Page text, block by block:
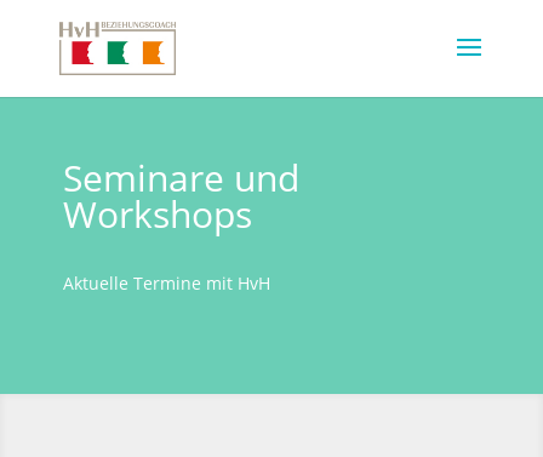
Seminare und
Workshops
Aktuelle Termine mit HvH